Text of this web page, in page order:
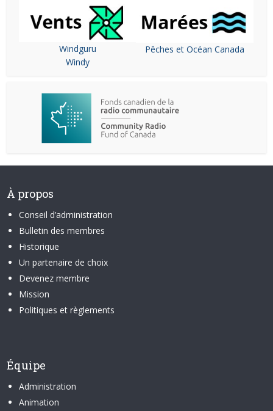
Windguru
Windy
Pêches et Océan Canada
À propos
Conseil d’administration
Bulletin des membres
Historique
Un partenaire de choix
Devenez membre
Mission
Politiques et règlements
Équipe
Administration
Animation